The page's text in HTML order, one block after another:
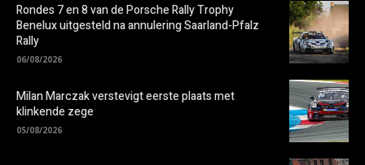
Rondes 7 en 8 van de Porsche Rally Trophy
Benelux uitgesteld na annulering Saarland-Pfalz
Rally
06/08/2026
Milan Marczak verstevigt eerste plaats met
klinkende zege
05/08/2026